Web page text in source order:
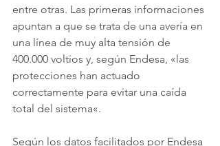
entre otras. Las primeras informaciones
apuntan a que se trata de una avería en
una línea de muy alta tensión de
400.000 voltios y, según Endesa, «las
protecciones han actuado
correctamente para evitar una caída
total del sistema«.
Según los datos facilitados por Endesa